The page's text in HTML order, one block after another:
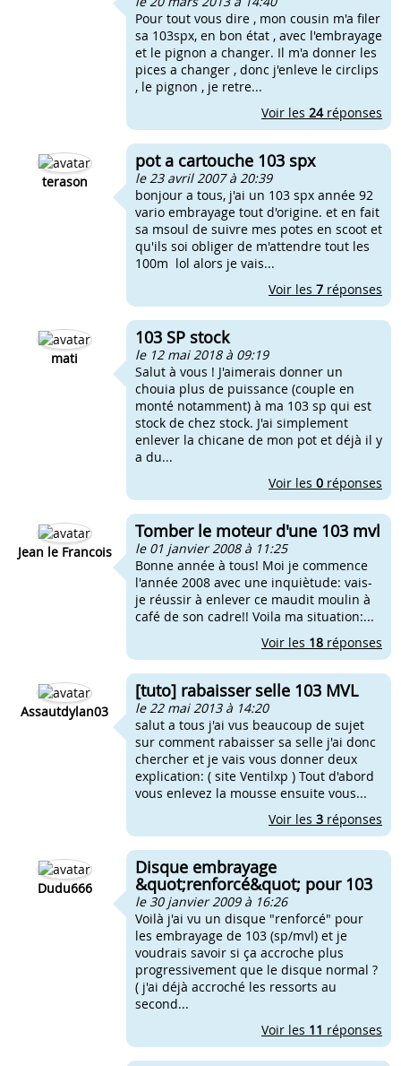
Pour tout vous dire , mon cousin m'a filer
sa 103spx, en bon état , avec l'embrayage
et le pignon a changer. Il m'a donner les
pices a changer , donc j'enleve le circlips
, le pignon , je retre...
Voir les 24réponses
terason
pot a cartouche 103 spx
le 23 avril 2007 à 20:39
bonjour a tous, j'ai un 103 spx année 92
vario embrayage tout d'origine. et en fait
sa msoul de suivre mes potes en scoot et
qu'ils soi obliger de m'attendre tout les
100m lol alors je vais...
Voir les 7 réponses
mati
103 SP stock
le 12 mai 2018 à 09:19
Salut à vous ! J'aimerais donner un
chouia plus de puissance (couple en
monté notamment) à ma 103 sp qui est
stock de chez stock. J'ai simplement
enlever la chicane de mon pot et déjà il y
a du...
Voir les 0 réponses
Jean le Francois
Tomber le moteur d'une 103 mvl
le 01 janvier 2008 à 11:25
Bonne année à tous! Moi je commence
l'année 2008 avec une inquiètude: vais-
je réussir à enlever ce maudit moulin à
café de son cadre!! Voila ma situation:...
Voir les 18 réponses
Assautdylan03
[tuto] rabaisser selle 103 MVL
le 22 mai 2013 à 14:20
salut a tous j'ai vus beaucoup de sujet
sur comment rabaisser sa selle j'ai donc
chercher et je vais vous donner deux
explication: ( site Ventilxp ) Tout d'abord
vous enlevez la mousse ensuite vous...
Voir les 3 réponses
Dudu666
Disque embrayage
&quot;renforcé&quot; pour 103
le 30 janvier 2009 à 16:26
Voilà j'ai vu un disque "renforcé" pour
les embrayage de 103 (sp/mvl) et je
voudrais savoir si ça accroche plus
progressivement que le disque normal ?
( j'ai déjà accroché les ressorts au
second...
Voir les 11 réponses